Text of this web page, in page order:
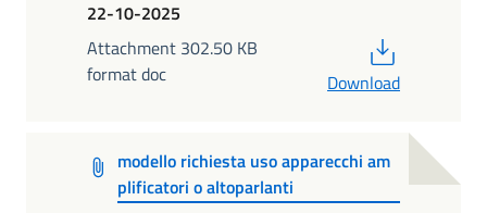
22-10-2025
Attachment 302.50 KB
format doc
Download
modello richiesta uso apparecchi am
plificatori o altoparlanti